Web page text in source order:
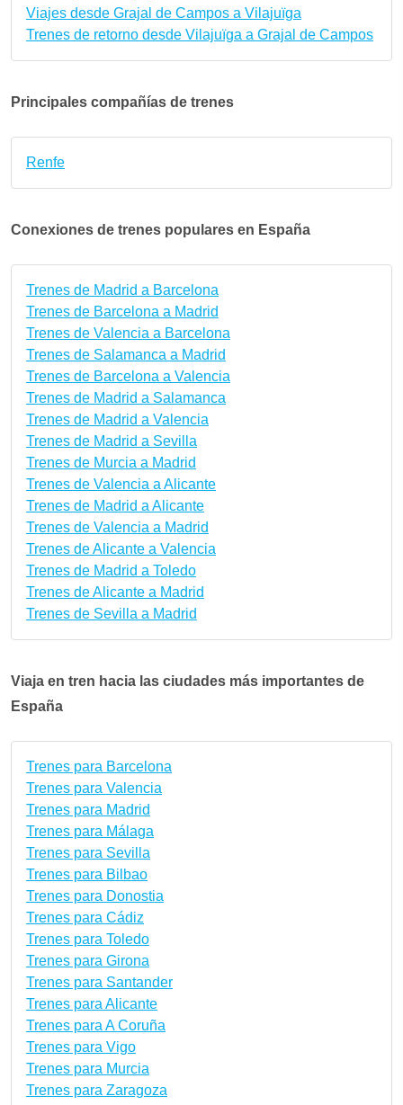
Viajes desde Grajal de Campos a Vilajuïga
Trenes de retorno desde Vilajuïga a Grajal de Campos
Principales compañías de trenes
Renfe
Conexiones de trenes populares en España
Trenes de Madrid a Barcelona
Trenes de Barcelona a Madrid
Trenes de Valencia a Barcelona
Trenes de Salamanca a Madrid
Trenes de Barcelona a Valencia
Trenes de Madrid a Salamanca
Trenes de Madrid a Valencia
Trenes de Madrid a Sevilla
Trenes de Murcia a Madrid
Trenes de Valencia a Alicante
Trenes de Madrid a Alicante
Trenes de Valencia a Madrid
Trenes de Alicante a Valencia
Trenes de Madrid a Toledo
Trenes de Alicante a Madrid
Trenes de Sevilla a Madrid
Viaja en tren hacia las ciudades más importantes de
España
Trenes para Barcelona
Trenes para Valencia
Trenes para Madrid
Trenes para Málaga
Trenes para Sevilla
Trenes para Bilbao
Trenes para Donostia
Trenes para Cádiz
Trenes para Toledo
Trenes para Girona
Trenes para Santander
Trenes para Alicante
Trenes para A Coruña
Trenes para Vigo
Trenes para Murcia
Trenes para Zaragoza